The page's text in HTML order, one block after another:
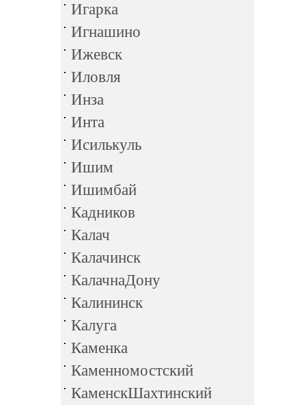
Игарка
Игнашино
Ижевск
Иловля
Инза
Инта
Исилькуль
Ишим
Ишимбай
Кадников
Калач
Калачинск
КалачнаДону
Калининск
Калуга
Каменка
Каменномостский
КаменскШахтинский